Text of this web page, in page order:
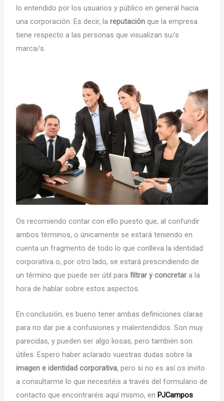
lo entendido por los usuarios y público en general hacia
una corporación. Es decir, lareputación que la empresa
tiene respecto a las personas que visualizan su/s
marca/s.
Os recomiendo contar con ello puesto que, al confundir
ambos términos, o únicamente se estará teniendo en
cuenta un fragmento de todo lo que conlleva la identidad
corporativa o, por otro lado, se estará prescindiendo de
un término que puede ser útil parafiltrar y concretar a la
hora de hablar sobre estos aspectos.
En conclusión, es bueno tener ambas definiciones claras
para no dar pie a confusiones y malentendidos. Son muy
parecidas, y pueden ser algo liosas, pero también son
útiles. Espero haber aclarado vuestras dudas sobre la
imagen e identidad corporativa, pero si no es así os invito
a consultarme lo que necesitéis a través del formulario de
contacto que encontraréis aquí mismo, enPJCampos.